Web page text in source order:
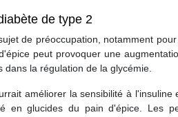
de type 2
de préoccupation, notamment
peut provoquer une
la régulation de la glycémie.
améliorer la sensibilité à
en glucides du pain d'épice. Les